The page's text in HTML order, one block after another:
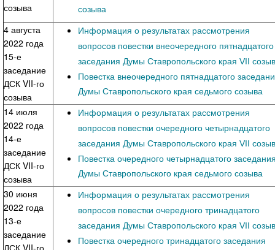
созыва
созыва
4 августа
2022 года
15-е
заседание
ДСК VII-го
созыва
Информация о результатах рассмотрения
вопросов повестки внеочередного пятнадцатого
заседания Думы Ставропольского края VII
Повестка внеочередного пятнадцатого
Думы Ставропольского края седьмого созыва
14 июля
2022 года
14-е
заседание
ДСК VII-го
созыва
Информация о результатах рассмотрения
вопросов повестки очередного четырнадцатого
заседания Думы Ставропольского края VII
Повестка очередного четырнадцатого
Думы Ставропольского края седьмого созыва
30 июня
2022 года
13-е
заседание
ДСК VII-го
Информация о результатах рассмотрения
вопросов повестки очередного тринадцатого
заседания Думы Ставропольского края VII
Повестка очередного тринадцатого заседания